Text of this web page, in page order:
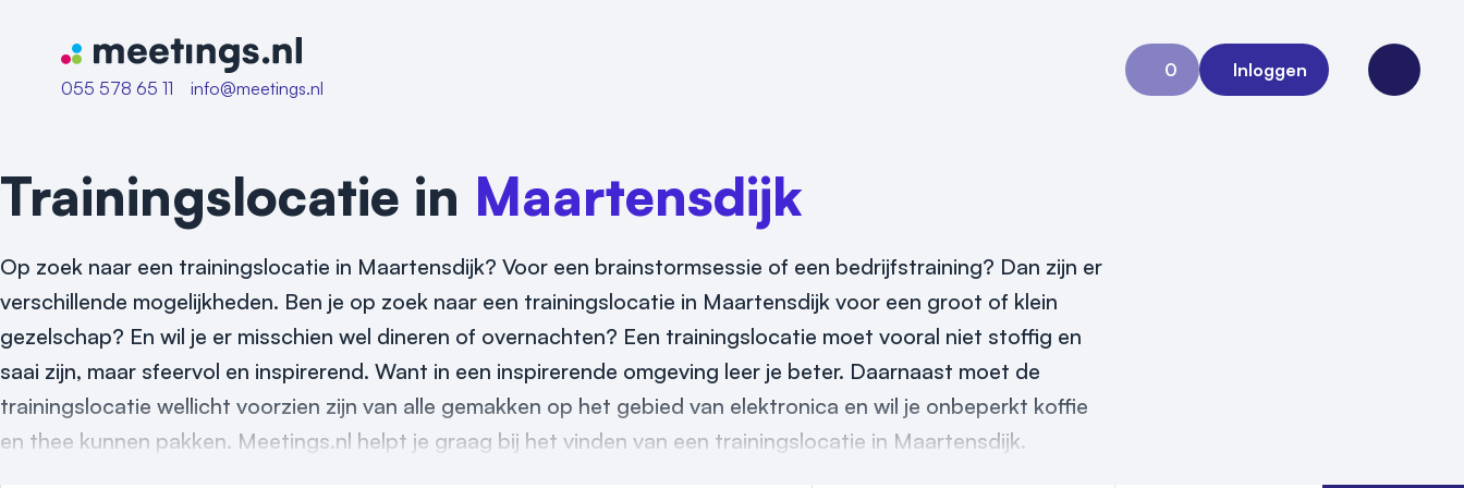
Naar home van Meetings
055 578 65 11
info@meetings.nl
0
Aanvraag 0
Inloggen
Open
Trainingslocatie in Maartensdijk
Op zoek naar een trainingslocatie in Maartensdijk? Voor een brainstormsessie of een bedrijfstraining? Dan zijn er
verschillende mogelijkheden. Ben je op zoek naar een trainingslocatie in Maartensdijk voor een groot of klein
gezelschap? En wil je er misschien wel dineren of overnachten? Een trainingslocatie moet vooral niet stoffig en
saai zijn, maar sfeervol en inspirerend. Want in een inspirerende omgeving leer je beter. Daarnaast moet de
trainingslocatie wellicht voorzien zijn van alle gemakken op het gebied van elektronica en wil je onbeperkt koffie
en thee kunnen pakken. Meetings.nl helpt je graag bij het vinden van een trainingslocatie in Maartensdijk.